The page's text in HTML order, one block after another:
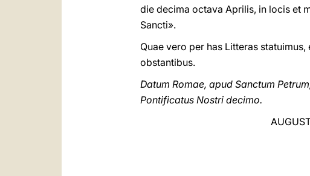
die decima octava Aprilis, in locis et
Sancti».
Quae vero per has Litteras
obstantibus.
Datum Romae, apud Sanctum
Pontificatus Nostri decimo.